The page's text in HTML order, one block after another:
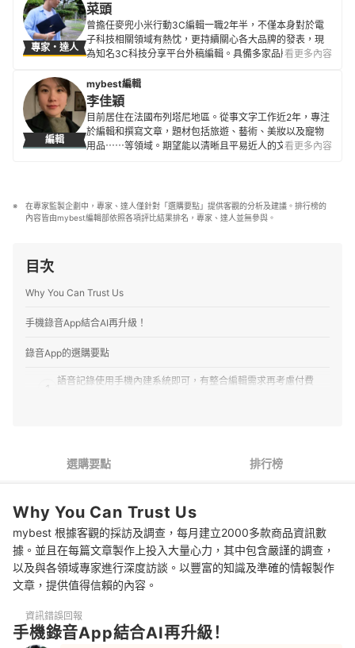
專家・達人
菜頭
曾擔任麥兜小米行動3C編輯一職2年半，不僅本身對於電
子科技相關領域有熱忱，更持續關心各大品牌的發表，現
為知名3C科技分享平台外稿編輯。具備多家品牌及多樣3C
等商品的最新潮流與性能設計，致力於提供更貼近使用者
需求的專業指引。
菜頭的簡介
看更多內容
編輯
mybest編輯
李佳穎
目前居住在法國布列塔尼地區。從事文字工作近2年，專注
於編輯和撰寫文章，題材包括旅遊、藝術、美妝以及寵物
用品⋯⋯等領域。期望能以清晰且平易近人的文字，提供
李佳穎的簡介
看更多內容
在專家監製企劃中，專家、達人僅針對「選購要點」提供客觀的分析及建議。排行榜的
內容皆由mybest編輯部依照各項評比結果排名，專家、達人並無參與。
目次
Why You Can Trust Us
手機錄音App結合AI再升級！
錄音App的選購要點
1
語音記錄使用手機內建系統即可，有整合編輯需求再考慮付費
以手機內建的通話錄音為優先
選購要點 排行榜
Why You Can Trust Us
mybest 根據客觀的採訪及調查，每月建立2000多款商品資訊數
據。並且在每篇文章製作上投入大量心力，其中包含嚴謹的調查，
以及與各領域專家進行深度訪談。以豐富的知識及準確的情報製作
文章，提供值得信賴的內容。
資訊錯誤回報
手機錄音App結合AI再升級！